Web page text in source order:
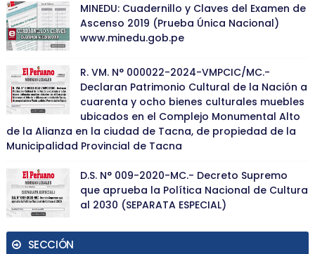
MINEDU: Cuadernillo y Claves del Examen de
Ascenso 2019 (Prueba Única Nacional)
www.minedu.gob.pe
R. VM. N° 000022-2024-VMPCIC/MC.-
Declaran Patrimonio Cultural de la Nación a
cuarenta y ocho bienes culturales muebles
ubicados en el Complejo Monumental Alto
de la Alianza en la ciudad de Tacna, de propiedad de la
Municipalidad Provincial de Tacna
D.S. N° 009-2020-MC.- Decreto Supremo
que aprueba la Política Nacional de Cultura
al 2030 (SEPARATA ESPECIAL)
SECCIÓN